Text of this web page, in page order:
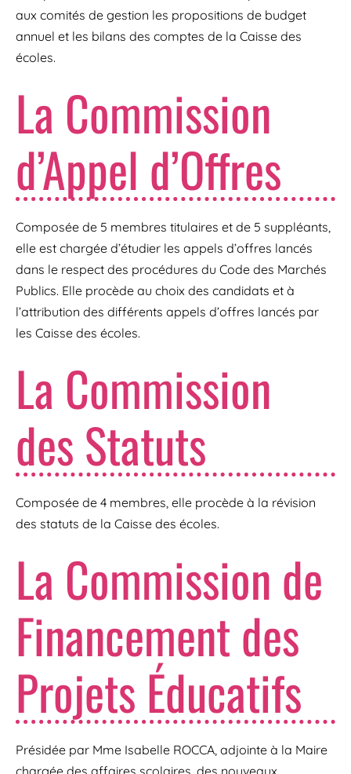
aux comités de gestion les propositions de budget
annuel et les bilans des comptes de la Caisse des
écoles.
La Commission
d’Appel d’Offres
Composée de 5 membres titulaires et de 5 suppléants,
elle est chargée d’étudier les appels d’offres lancés
dans le respect des procédures du Code des Marchés
Publics. Elle procède au choix des candidats et à
l’attribution des différents appels d’offres lancés par
les Caisse des écoles.
La Commission
des Statuts
Composée de 4 membres, elle procède à la révision
des statuts de la Caisse des écoles.
La Commission de
Financement des
Projets Éducatifs
Présidée par Mme Isabelle ROCCA, adjointe à la Maire
chargée des affaires scolaires, des nouveaux